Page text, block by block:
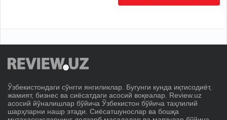
Ўзбекистондаги сўнгги янгиликлар. Бугунги кунда иқтисодиёт,
жамият, бизнес ва сиёсатдаги асосий воқеалар. Review.uz
асосий йўналишлар бўйича Ўзбекистон бўйича таҳлилий
шарҳларни нашр этади. Сиёсатшунослар ва бошқа